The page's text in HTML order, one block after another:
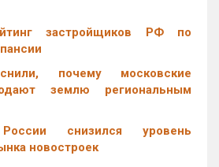
застройщиков РФ по
почему московские
землю региональным
снизился уровень
новостроек